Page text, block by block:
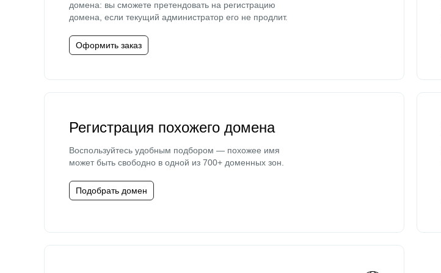
домена: вы сможете претендовать на регистрацию
домена, если текущий администратор его не продлит.
Оформить заказ
Регистрация похожего домена
Воспользуйтесь удобным подбором — похожее имя
может быть свободно в одной из 700+ доменных зон.
Подобрать домен